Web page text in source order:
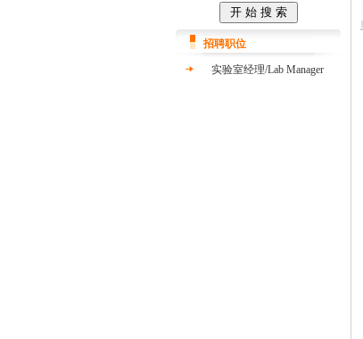
招聘职位
实验室经理/Lab Manager